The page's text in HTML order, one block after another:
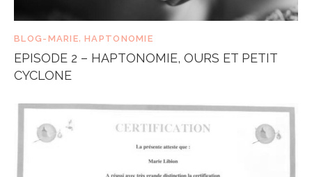
BLOG-MARIE, HAPTONOMIE
EPISODE 2 – HAPTONOMIE, OURS ET PETIT
CYCLONE